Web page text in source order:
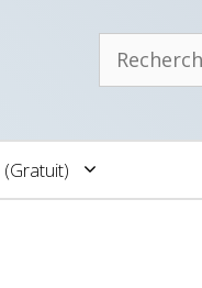
Rechercher :
(gratuit)